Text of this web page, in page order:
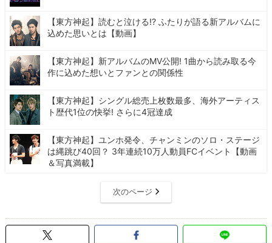
【東方神起】読むと泣ける!? ふたりが語る新アルバムに
込めた思いとは【動画】
【東方神起】新アルバムのMV公開! 1曲から読み取る今
作に込めた想いとファンとの関係性
【東方神起】シングル総売上枚数最多、海外アーティス
ト歴代1位の快挙! さらに4冠達成
【東方神起】ユンホ発令、チャンミンのソロ・ステージ
は縄跳び40回？ 3年連続10万人動員FCイベント【動画
＆写真満載】
次のページ